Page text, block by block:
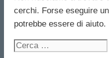
cerchi. Forse eseguire
potrebbe essere di aiuto.
Ricerca